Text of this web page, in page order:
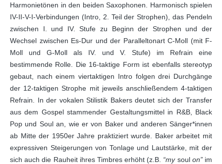
Harmonietönen in den beiden Saxophonen. Harmonisch spielen
IV-II-V-I-Verbindungen (Intro, 2. Teil der Strophen), das Pendeln
zwischen I. und IV. Stufe zu Beginn der Strophen und der
Wechsel zwischen Es-Dur und der Paralleltonart C-Moll (mit F-
Moll und G-Moll als IV. und V. Stufe) im Refrain eine
bestimmende Rolle. Die 16-taktige Form ist ebenfalls stereotyp
gebaut, nach einem viertaktigen Intro folgen drei Durchgänge
der 12-taktigen Strophe mit jeweils anschließendem 4-taktigen
Refrain. In der vokalen Stilistik Bakers deutet sich der Transfer
aus dem Gospel stammender Gestaltungsmittel in R&B, Black
Pop und Soul an, wie er von Baker und anderen Sänger*innen
ab Mitte der 1950er Jahre praktiziert wurde. Baker arbeitet mit
expressiven Steigerungen von Tonlage und Lautstärke, mit der
sich auch die Rauheit ihres Timbres erhöht (z.B. “mysoul on”im